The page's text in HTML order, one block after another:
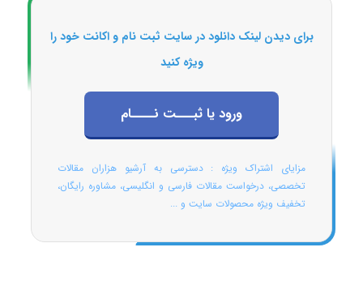
برای دیدن لینک دانلود در سایت ثبت نام و اکانت خود را
ویژه کنید
ورود یا ثبـــت نــــام
مزایای اشتراک ویژه : دسترسی به آرشیو هزاران مقالات
تخصصی، درخواست مقالات فارسی و انگلیسی، مشاوره رایگان،
تخفیف ویژه محصولات سایت و ...